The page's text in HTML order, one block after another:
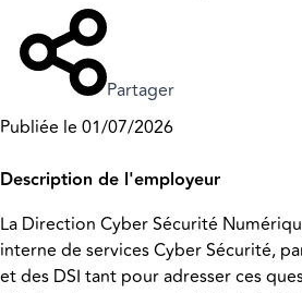
Partager
Publiée le 01/07/2026
Description de l'employeur
La Direction Cyber Sécurité
interne de services Cyber Sécurité,
et des DSI tant pour adresser ces